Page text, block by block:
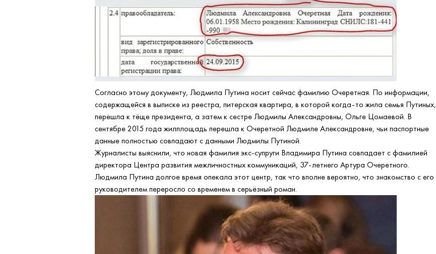
Согласно этому документу, Людмила Путина носит сейчас фамилию Очеретная. По информации,
содержащейся в выписке из реестра, питерская квартира, в которой когда-то жила семья Путиных,
перешла к тёще президента, а затем к сестре Людмилы Александровны, Ольге Цомаевой. В
сентябре 2015 года жилплощадь перешла к Очеретной Людмиле Александровне, чьи паспортные
данные полностью совпадают с данными Людмилы Путиной.
Журналисты выяснили, что новая фамилия экс-супруги Владимира Путина совпадает с фамилией
директора Центра развития межличностных коммуникаций, 37-летнего Артура Очеретного.
Людмила Путина долгое время опекала этот центр, так что вполне вероятно, что знакомство с его
руководителем переросло со временем в серьёзный роман.